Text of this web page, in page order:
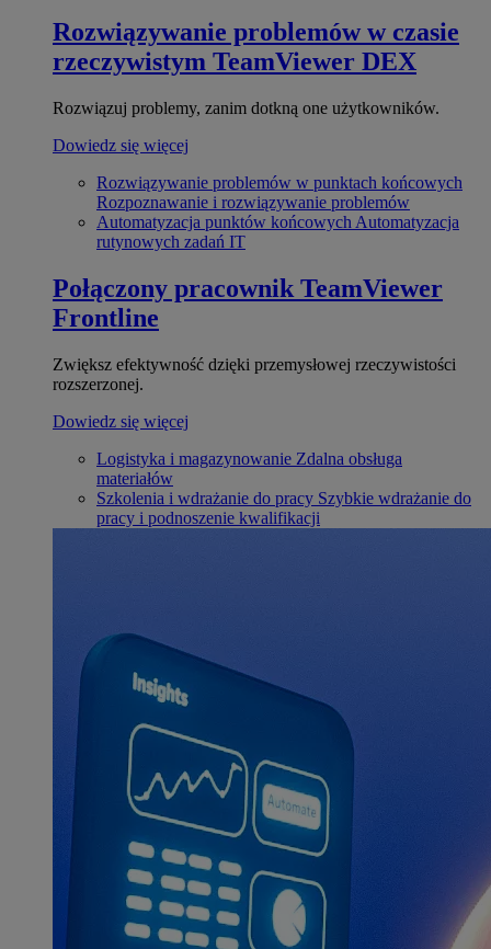
Rozwiązywanie problemów w czasie
rzeczywistym TeamViewer DEX
Rozwiązuj problemy, zanim dotkną one użytkowników.
Dowiedz się więcej
Rozwiązywanie problemów w punktach końcowych
Rozpoznawanie i rozwiązywanie problemów
Automatyzacja punktów końcowych Automatyzacja
rutynowych zadań IT
Połączony pracownik TeamViewer
Frontline
Zwiększ efektywność dzięki przemysłowej rzeczywistości
rozszerzonej.
Dowiedz się więcej
Logistyka i magazynowanie Zdalna obsługa
materiałów
Szkolenia i wdrażanie do pracy Szybkie wdrażanie do
pracy i podnoszenie kwalifikacji